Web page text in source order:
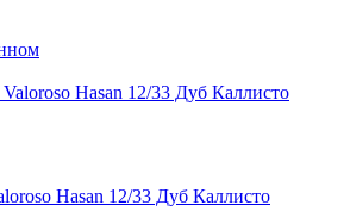
Hasan 12/33 Дуб Каллисто